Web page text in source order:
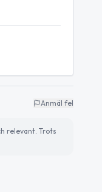
Anmäl fel
relevant. Trots